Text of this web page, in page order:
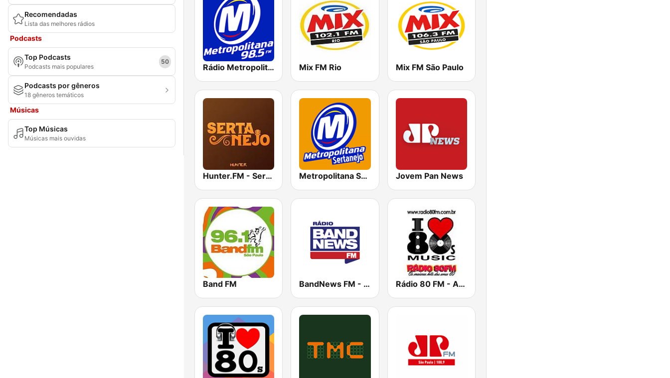
Recomendadas
Lista das melhores rádios
Podcasts
Top Podcasts
Podcasts mais populares
50
Podcasts por gêneros
18 gêneros temáticos
Músicas
Top Músicas
Músicas mais ouvidas
Rádio Metropolitana 98.5 FM Mix FM Rio Mix FM São Paulo
Hunter.FM - Sertanejo Metropolitana Sertanejo Jovem Pan News
Band FM BandNews FM - 96.9 SP Rádio 80 FM - Anos 80